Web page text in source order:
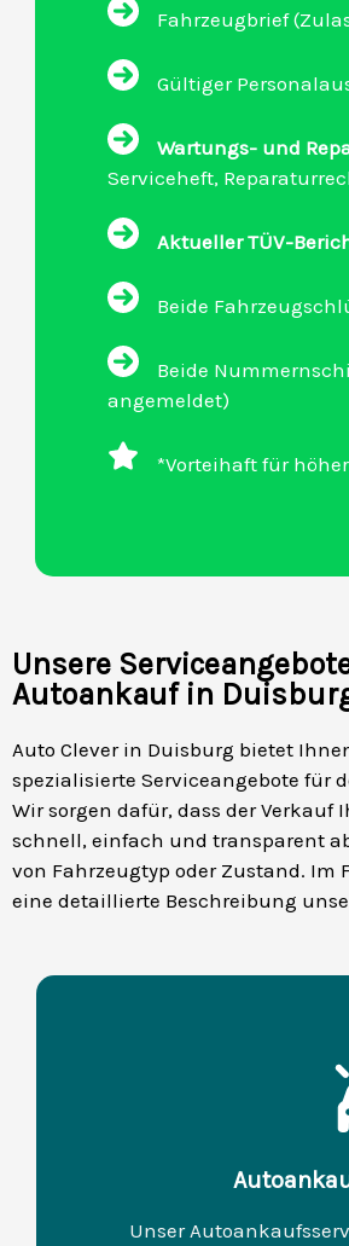
Fahrzeugbrief
Gültiger
Wartungs- und
Serviceheft,
Aktueller TÜV-
Beide
Beide
angemeldet)
*Vorteihaft für
Unsere
Autoankauf in
Auto Clever in Duisburg bietet
spezialisierte Serviceangebote für
Wir sorgen dafür, dass der Verkauf
schnell, einfach und transparent
von Fahrzeugtyp oder Zustand. Im
eine detaillierte Beschreibung
Unser